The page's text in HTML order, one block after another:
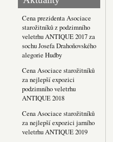
Cena prezidenta Asociace
starožitníků z podzimního
veletrhu ANTIQUE 2017 za
sochu Josefa Drahoňovského
alegorie Hudby
Cena Asociace starožitníků
za nejlepší expozici
podzimního veletrhu
ANTIQUE 2018
Cena Asociace starožitníků
za nejlepší expozici jarního
veletrhu ANTIQUE 2019